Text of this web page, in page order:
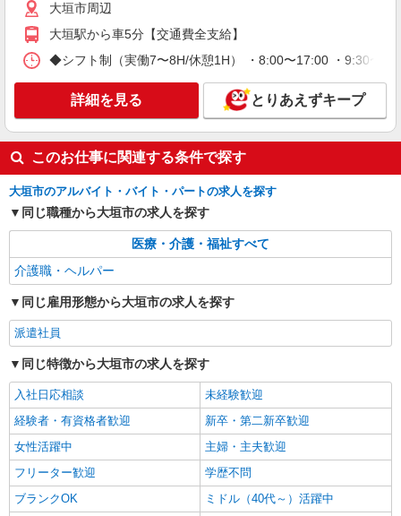
キープ
派遣社員
株式会社kotrio /●NG-H-1907525
大垣市*デイでの生活補助☆新たなスキルを身
につけて長く働く♪
時給1500円〜2150円 ＜日払い有/週払い有/交
通費全支給(ガソリン代含む)＞
キープ
大垣ケアセンターそよ風：RO16245
【月給】250,000円〜265,000円 ▼給与詳細 処
6,000円（1回） 通勤手当 年末年始手当：380円/時
寸志あり：年2回（6月・12月） ※業績による 特
月)は支給なし
岐阜県大垣市久瀬川町6-128
詳細を見る
大垣ケアセンターそよ風：RO17130
グループホーム 介護スタッフ
【時給】1,380円〜1,500円 ▼給与詳細 処遇改
善手当：200〜200円/時 ▼下記別途支給 通勤手当
大垣市周辺
大垣駅から車5分【交通費全支給】
◆シフト制（実働7〜8H/休憩1H） ・8:00〜17:00 ・9:30〜
詳細を見る とりあえずキープ
このお仕事に関連する条件で探す
大垣市のアルバイト・バイト・パートの求人を探す
同じ職種から大垣市の求人を探す
医療・介護・福祉すべて
介護職・ヘルパー
同じ雇用形態から大垣市の求人を探す
派遣社員
同じ特徴から大垣市の求人を探す
入社日応相談
未経験歓迎
経験者・有資格者歓迎
新卒・第二新卒歓迎
女性活躍中
主婦・主夫歓迎
フリーター歓迎
学歴不問
ブランクOK
ミドル（40代～）活躍中